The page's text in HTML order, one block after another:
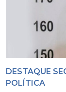
DESTAQUE
POLÍTICA